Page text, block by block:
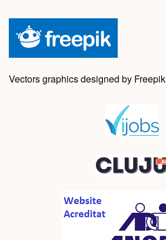
Vectors graphics designed by Freepik